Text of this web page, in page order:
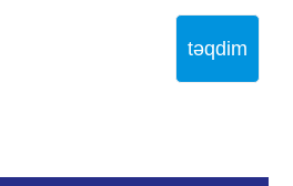
təqdim